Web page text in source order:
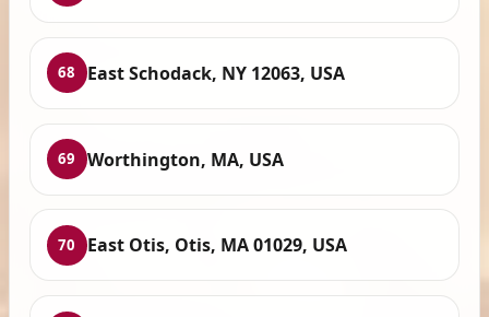
68 East Schodack, NY 12063, USA
69 Worthington, MA, USA
70 East Otis, Otis, MA 01029, USA